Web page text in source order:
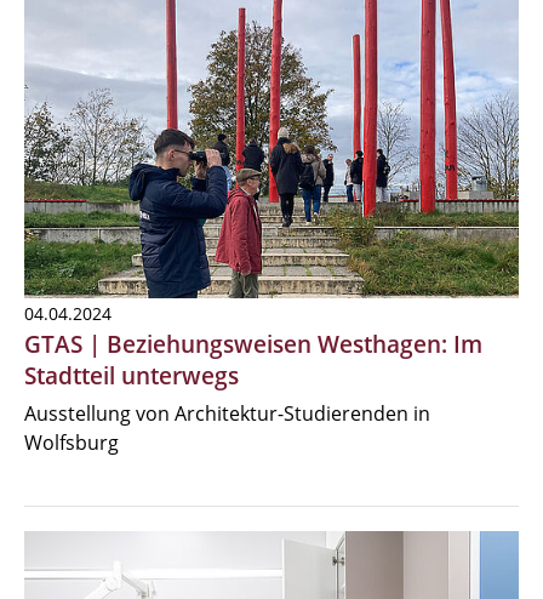
04.04.2024
GTAS | Beziehungsweisen Westhagen: Im
Stadtteil unterwegs
Ausstellung von Architektur-Studierenden in
Wolfsburg